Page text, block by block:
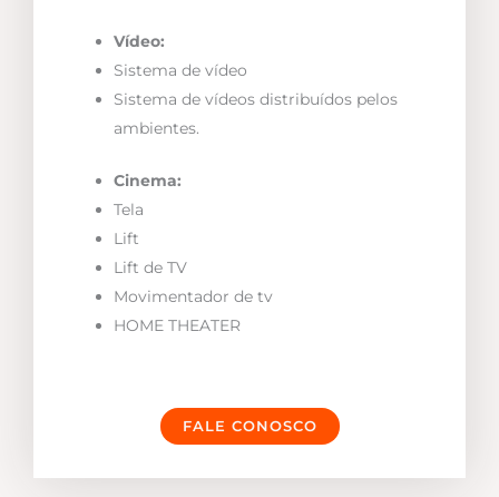
Vídeo:
Sistema de vídeo
Sistema de vídeos distribuídos pelos
ambientes.
Cinema:
Tela
Lift
Lift de TV
Movimentador de tv
HOME THEATER
FALE CONOSCO